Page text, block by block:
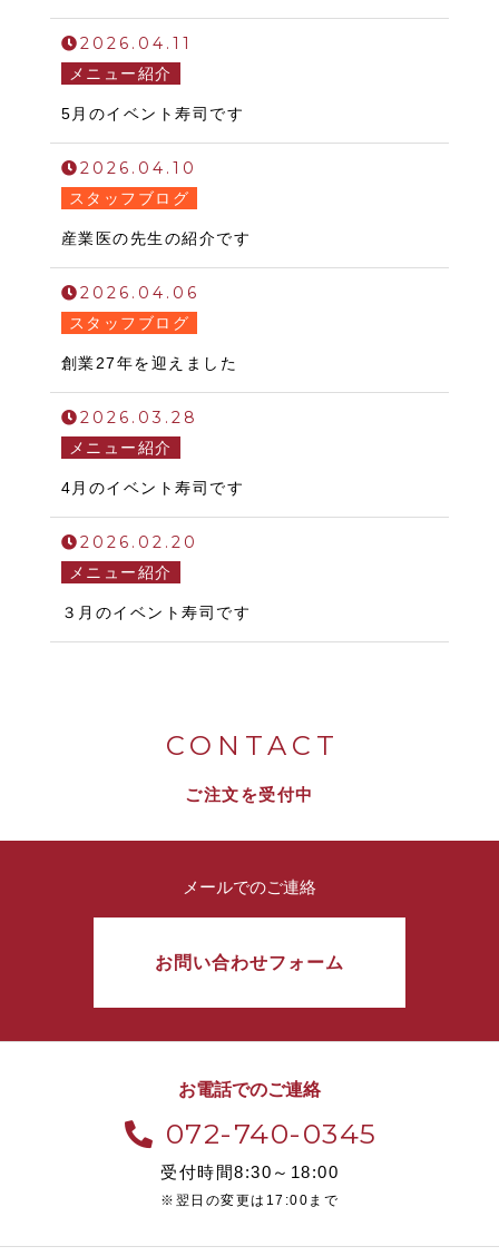
2026.04.11
メニュー紹介
5月のイベント寿司です
2026.04.10
スタッフブログ
産業医の先生の紹介です
2026.04.06
スタッフブログ
創業27年を迎えました
2026.03.28
メニュー紹介
4月のイベント寿司です
2026.02.20
メニュー紹介
３月のイベント寿司です
CONTACT
ご注文を受付中
メールでのご連絡
お問い合わせフォーム
お電話でのご連絡
072-740-0345
受付時間8:30～18:00
※翌日の変更は17:00まで